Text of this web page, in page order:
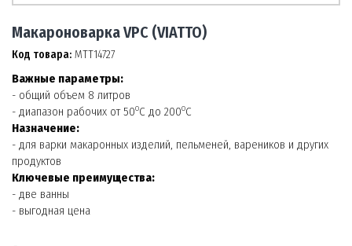
Макароноварка VPC (VIATTO)
Код товара: МТТ14727
Важные параметры:
- общий объем 8 литров
- диапазон рабочих от 50оС до 200оС
Назначение:
- для варки макаронных изделий, пельменей, вареников и других
продуктов
Ключевые преимущества:
- две ванны
- выгодная цена